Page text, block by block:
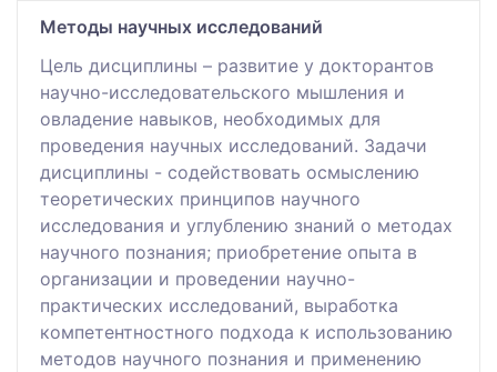
Методы научных исследований
Цель дисциплины – развитие у докторантов
научно-исследовательского мышления и
овладение навыков, необходимых для
проведения научных исследований. Задачи
дисциплины - содействовать осмыслению
теоретических принципов научного
исследования и углублению знаний о методах
научного познания; приобретение опыта в
организации и проведении научно-
практических исследований, выработка
компетентностного подхода к использованию
методов научного познания и применению